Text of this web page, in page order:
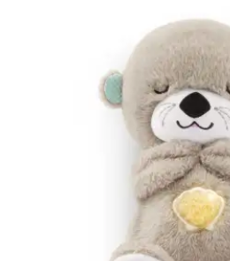
navigazione